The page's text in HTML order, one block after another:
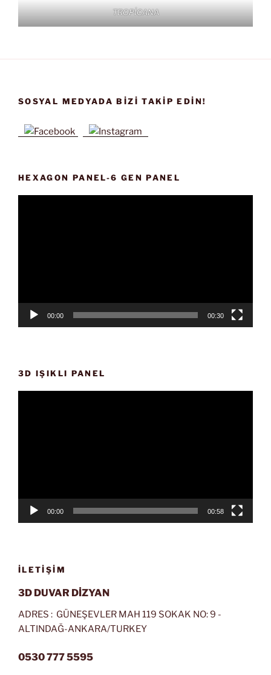
TROPİCANA
SOSYAL MEDYADA BIZI TAKIP EDIN!
HEXAGON PANEL-6 GEN PANEL
00:00 00:30
3D IŞIKLI PANEL
00:00 00:58
İLETIŞIM
3D DUVAR DİZYAN
ADRES : GÜNEŞEVLER MAH 119 SOKAK NO: 9 -
ALTINDAĞ-ANKARA/TURKEY
0530 777 5595